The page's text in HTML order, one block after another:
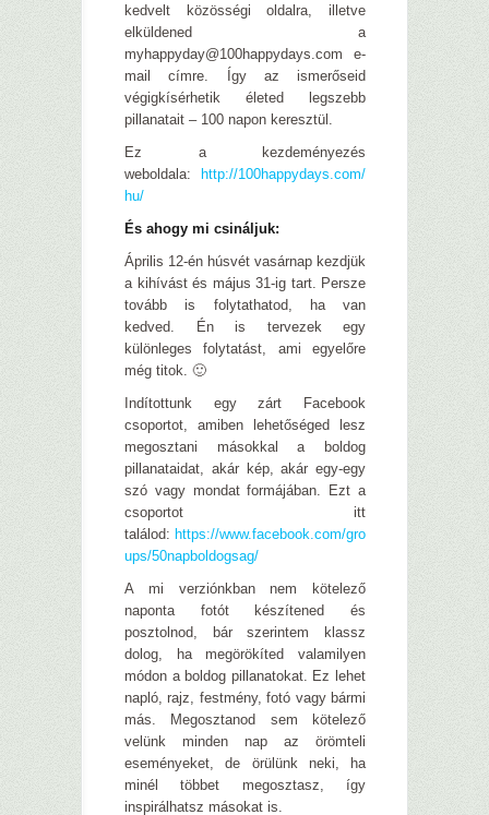
kedvelt közösségi oldalra, illetve
elküldened a
myhappyday@100happydays.com e-
mail címre. Így az ismerőseid
végigkísérhetik életed legszebb
pillanatait – 100 napon keresztül.
Ez a kezdeményezés
weboldala: http://100happydays.com/
hu/
És ahogy mi csináljuk:
Április 12-én húsvét vasárnap kezdjük
a kihívást és május 31-ig tart. Persze
tovább is folytathatod, ha van
kedved. Én is tervezek egy
különleges folytatást, ami egyelőre
még titok. 🙂
Indítottunk egy zárt Facebook
csoportot, amiben lehetőséged lesz
megosztani másokkal a boldog
pillanataidat, akár kép, akár egy-egy
szó vagy mondat formájában. Ezt a
csoportot itt
találod: https://www.facebook.com/gro
ups/50napboldogsag/
A mi verziónkban nem kötelező
naponta fotót készítened és
posztolnod, bár szerintem klassz
dolog, ha megörökíted valamilyen
módon a boldog pillanatokat. Ez lehet
napló, rajz, festmény, fotó vagy bármi
más. Megosztanod sem kötelező
velünk minden nap az örömteli
eseményeket, de örülünk neki, ha
minél többet megosztasz, így
inspirálhatsz másokat is.